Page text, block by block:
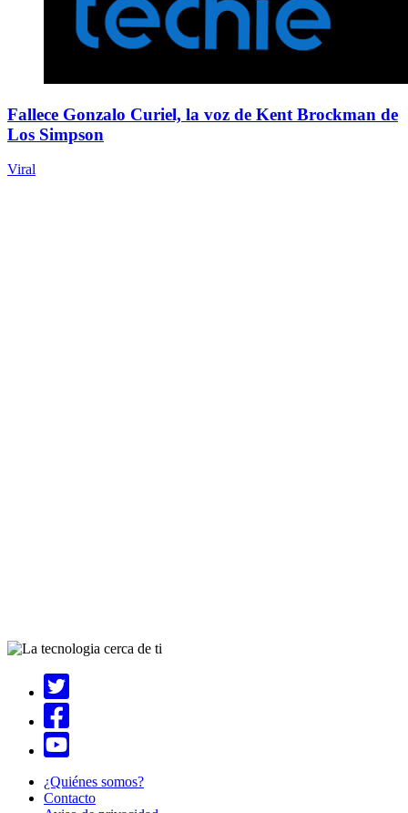
Fallece Gonzalo Curiel, la voz de Kent Brockman de
Los Simpson
Viral
¿Quiénes somos?
Contacto